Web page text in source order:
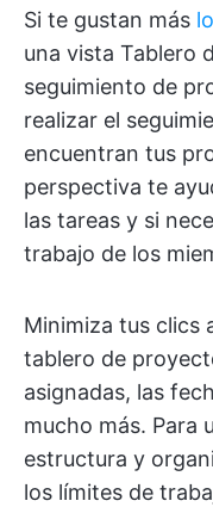
Si te gustan más
una vista Tablero
seguimiento de
realizar el
encuentran tus
perspectiva te
las tareas y si
trabajo de los
Minimiza tus clics
tablero de
asignadas, las
mucho más. Para
estructura y
los límites de